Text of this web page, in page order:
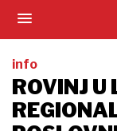
info
ROVINJ U